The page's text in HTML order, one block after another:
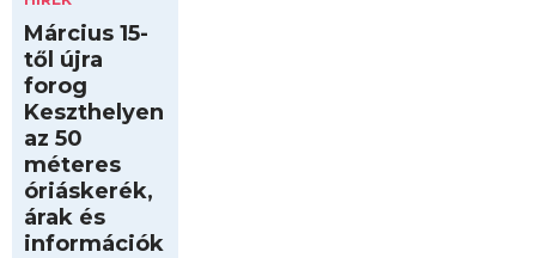
Március 15-
től újra
forog
Keszthelyen
az 50
méteres
óriáskerék,
árak és
információk